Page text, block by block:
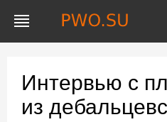
Интервью с
из